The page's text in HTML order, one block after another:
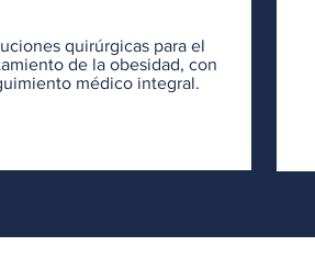
quirúrgicas para el
de la obesidad, con
médico integral.